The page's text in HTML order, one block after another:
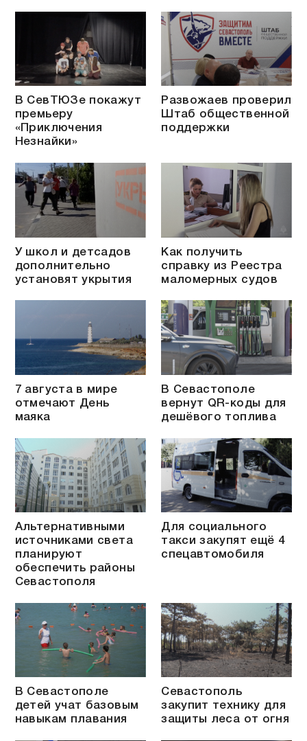
В СевТЮЗе покажут
премьеру
«Приключения
Незнайки»
Развожаев проверил
Штаб общественной
поддержки
У школ и детсадов
дополнительно
установят укрытия
Как получить
справку из Реестра
маломерных судов
7 августа в мире
отмечают День
маяка
В Севастополе
вернут QR-коды для
дешёвого топлива
Альтернативными
источниками света
планируют
обеспечить районы
Севастополя
Для социального
такси закупят ещё 4
спецавтомобиля
В Севастополе
детей учат базовым
навыкам плавания
Севастополь
закупит технику для
защиты леса от огня